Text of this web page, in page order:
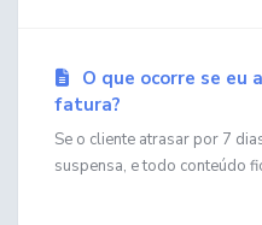
O que ocorre se eu
fatura?
Se o cliente atrasar por 7
suspensa, e todo conteúdo